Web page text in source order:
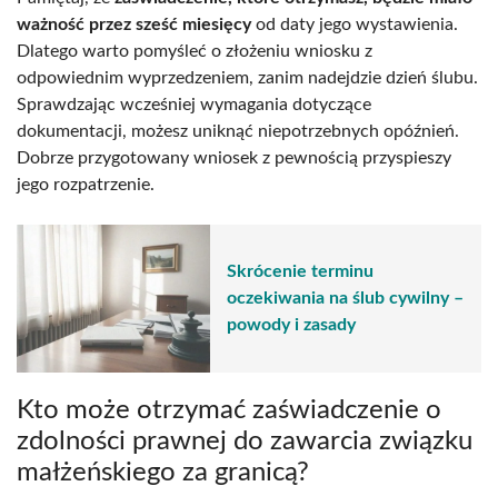
ważność przez sześć miesięcyod daty jego wystawienia.
Dlatego warto pomyśleć o złożeniu wniosku z
odpowiednim wyprzedzeniem, zanim nadejdzie dzień ślubu.
Sprawdzając wcześniej wymagania dotyczące
dokumentacji, możesz uniknąć niepotrzebnych opóźnień.
Dobrze przygotowany wniosek z pewnością przyspieszy
jego rozpatrzenie.
Skrócenie terminu
oczekiwania na ślub cywilny –
powody i zasady
Kto może otrzymać zaświadczenie o
zdolności prawnej do zawarcia związku
małżeńskiego za granicą?